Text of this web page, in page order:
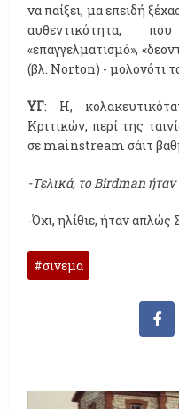
να παίξει, μα επειδή
αυθεντικότητα,
«επαγγελματισμό»,
(βλ. Norton) - μολονότι τα
ΥΓ: Η,
Κριτικών, περί της
σε mainstream σάιτ
-Τελικά, το Birdman ήταν
-Όχι, ηλίθιε, ήταν
σινεμα